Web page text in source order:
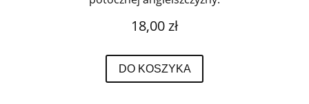
18,00 zł
DO KOSZYKA